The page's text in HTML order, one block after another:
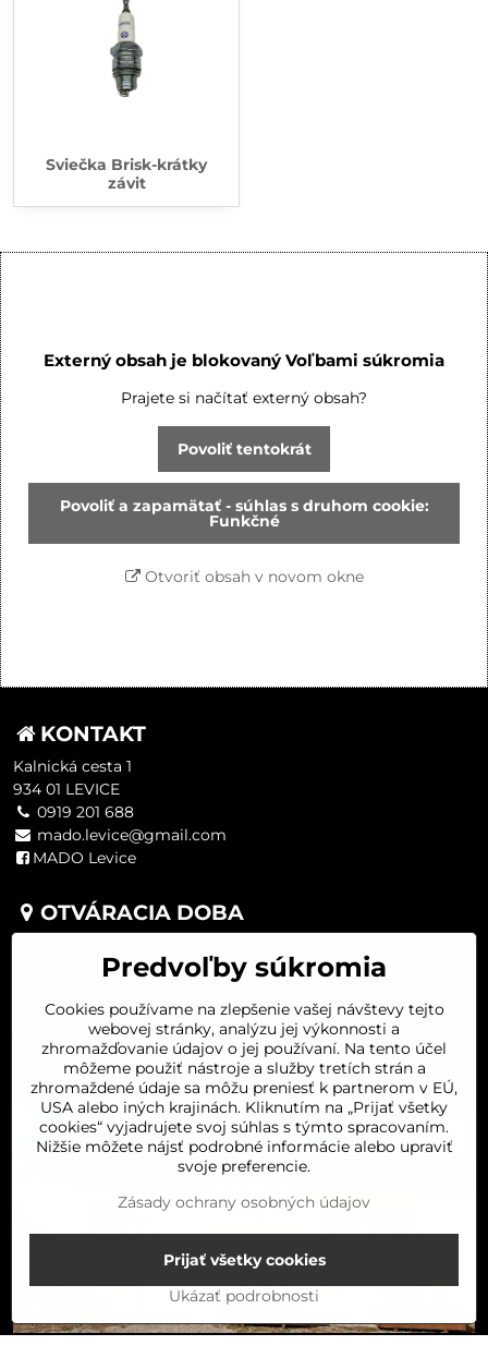
Sviečka Brisk-krátky
závit
Externý obsah je blokovaný Voľbami súkromia
Prajete si načítať externý obsah?
Povoliť tentokrát
Povoliť a zapamätať - súhlas s druhom cookie:
Funkčné
Otvoriť obsah v novom okne
KONTAKT
Kalnická cesta 1
934 01 LEVICE
0919 201 688
mado.levice@gmail.com
MADO Levice
OTVÁRACIA DOBA
UTOROK 8:00-16:00
ŠTVRTOK 8:00-16:00
PIATOK 8:00-16:00
SOBOTA 8:00-11:30
Predvoľby súkromia
Cookies používame na zlepšenie vašej návštevy tejto
webovej stránky, analýzu jej výkonnosti a
zhromažďovanie údajov o jej používaní. Na tento účel
môžeme použiť nástroje a služby tretích strán a
zhromaždené údaje sa môžu preniesť k partnerom v EÚ,
USA alebo iných krajinách. Kliknutím na „Prijať všetky
cookies“ vyjadrujete svoj súhlas s týmto spracovaním.
Nižšie môžete nájsť podrobné informácie alebo upraviť
svoje preferencie.
Zásady ochrany osobných údajov
Ukázať podrobnosti
Prijať všetky cookies